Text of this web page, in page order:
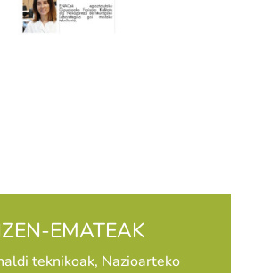
EMATEAK
teknikoak, Nazioarteko